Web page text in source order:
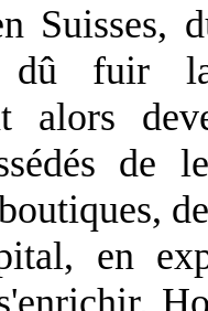
Suisses,
dû fuir
alors
de
en